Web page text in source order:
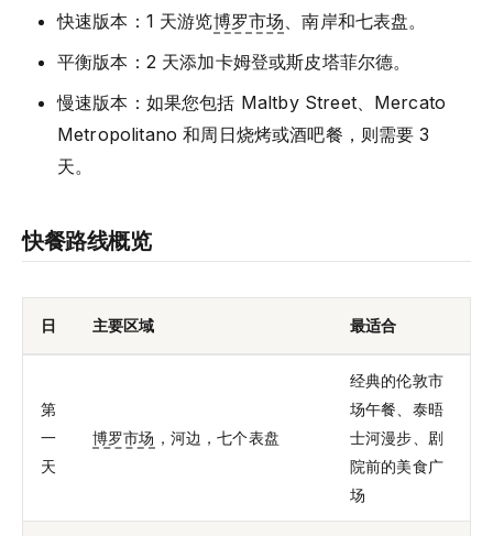
快速版本：1 天游览博罗市场、南岸和七表盘。
平衡版本：2 天添加卡姆登或斯皮塔菲尔德。
慢速版本：如果您包括 Maltby Street、Mercato
Metropolitano 和周日烧烤或酒吧餐，则需要 3
天。
快餐路线概览
日 主要区域 最适合
第
一
天
博罗市场 ，河边，七个表盘
经典的伦敦市
场午餐、泰晤
士河漫步、剧
院前的美食广
场